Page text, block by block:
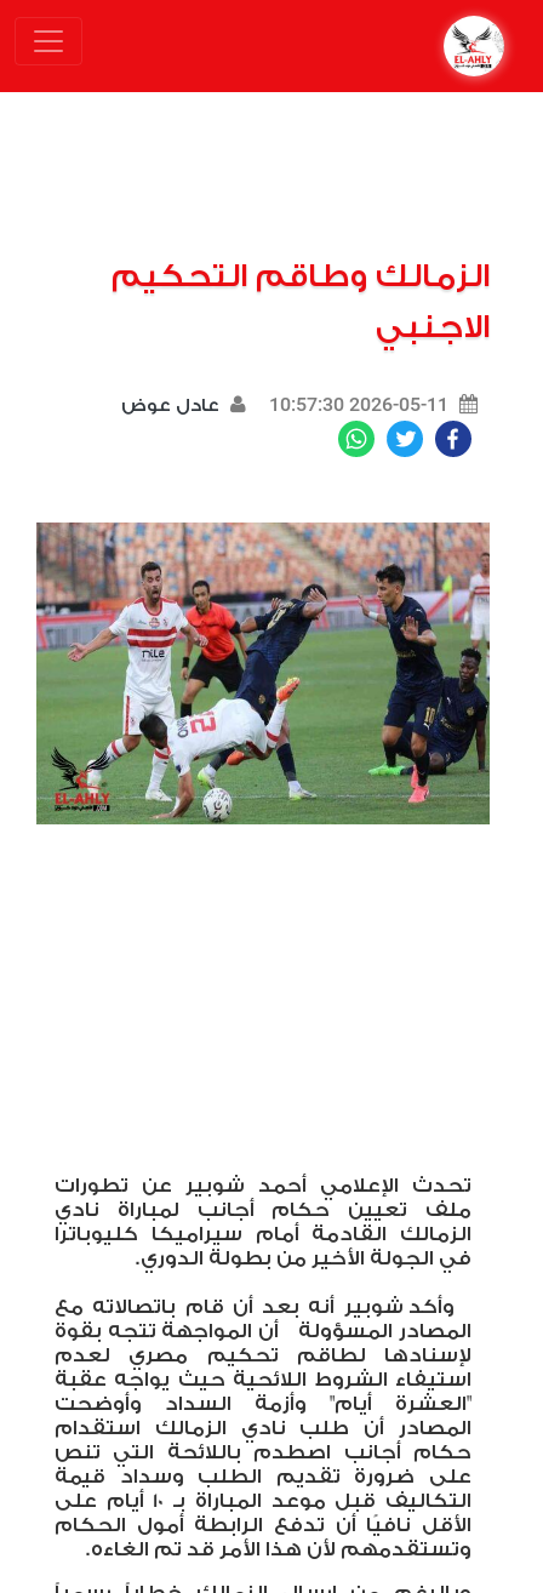
الزمالك وطاقم التحكيم
الاجنبي
2026-05-11 10:57:30 عادل عوض
Facebook
Twitter
تحدث الإعلامي أحمد شوبير عن تطورات
ملف تعيين حكام أجانب لمباراة نادي
الزمالك القادمة أمام سيراميكا كليوباترا
في الجولة الأخير من بطولة الدوري.
وأكد شوبير أنه بعد أن قام باتصالاته مع
المصادر المسؤولة
أن المواجهة تتجه بقوة
لإسنادها لطاقم تحكيم مصري لعدم
استيفاء الشروط اللائحية حيث يواجه عقبة
"العشرة أيام" وأزمة السداد وأوضحت
المصادر أن طلب نادي الزمالك استقدام
حكام أجانب اصطدم باللائحة التي تنص
على ضرورة تقديم الطلب وسداد قيمة
التكاليف قبل موعد المباراة بـ 10 أيام على
الأقل نافيًا أن تدفع الرابطة أمول الحكام
وتستقدمهم لأن هذا الأمر قد تم الغاءه.